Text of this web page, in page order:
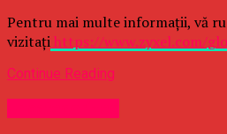
Pentru mai multe informații, vă
vizitațihttps://www.zyxel.com/
Continue Reading